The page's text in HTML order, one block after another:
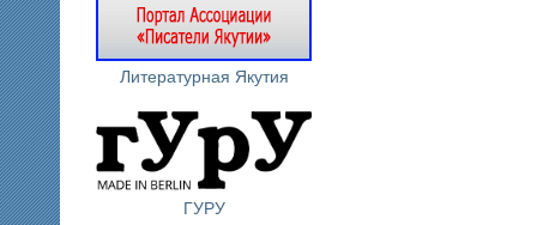
Литературная Якутия
ГУРУ